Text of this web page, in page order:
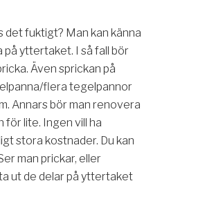
det fuktigt? Man kan känna
på yttertaket. I så fall bör
Även sprickan på
flera tegelpannor
Annars bör man renovera
lite. Ingen vill ha
stora kostnader. Du kan
man prickar, eller
ut de delar på yttertaket